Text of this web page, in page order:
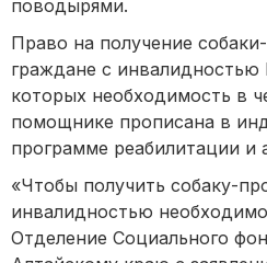
поводырями.
Право на получение
граждане с
которых необходимость в
помощнике прописана в
программе реабилитации
«Чтобы получить собаку-
инвалидностью
Отделение Социального